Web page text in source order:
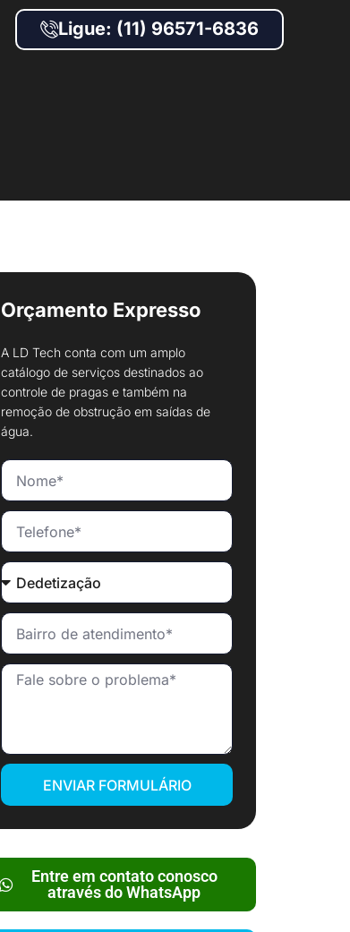
Ligue: (11) 96571-6836
Orçamento Expresso
A LD Tech conta com um amplo
catálogo de serviços destinados ao
controle de pragas e também na
remoção de obstrução em saídas de
água.
ENVIAR FORMULÁRIO
Entre em contato conosco
através do WhatsApp